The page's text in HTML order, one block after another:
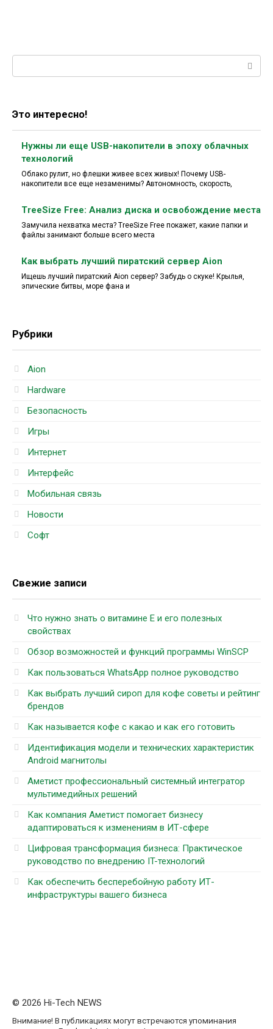
Это интересно!
Нужны ли еще USB-накопители в эпоху облачных
технологий
Облако рулит, но флешки живее всех живых! Почему USB-
накопители все еще незаменимы? Автономность, скорость,
TreeSize Free: Анализ диска и освобождение места
Замучила нехватка места? TreeSize Free покажет, какие папки и
файлы занимают больше всего места
Как выбрать лучший пиратский сервер Aion
Ищешь лучший пиратский Aion сервер? Забудь о скуке! Крылья,
эпические битвы, море фана и
Рубрики
Aion
Hardware
Безопасность
Игры
Интернет
Интерфейс
Мобильная связь
Новости
Софт
Свежие записи
Что нужно знать о витамине Е и его полезных
свойствах
Обзор возможностей и функций программы WinSCP
Как пользоваться WhatsApp полное руководство
Как выбрать лучший сироп для кофе советы и рейтинг
брендов
Как называется кофе с какао и как его готовить
Идентификация модели и технических характеристик
Android магнитолы
Аметист профессиональный системный интегратор
мультимедийных решений
Как компания Аметист помогает бизнесу
адаптироваться к изменениям в ИТ-сфере
Цифровая трансформация бизнеса: Практическое
руководство по внедрению IT-технологий
Как обеспечить бесперебойную работу ИТ-
инфраструктуры вашего бизнеса
© 2026 Hi-Tech NEWS
Внимание! В публикациях могут встречаются упоминания